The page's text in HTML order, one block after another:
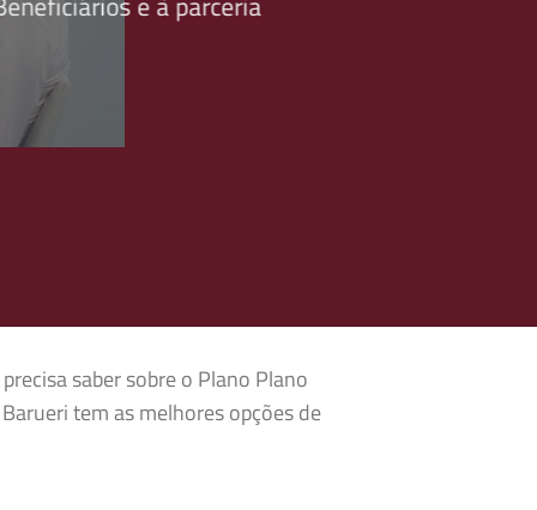
saber sobre o Plano Plano
tem as melhores opções de